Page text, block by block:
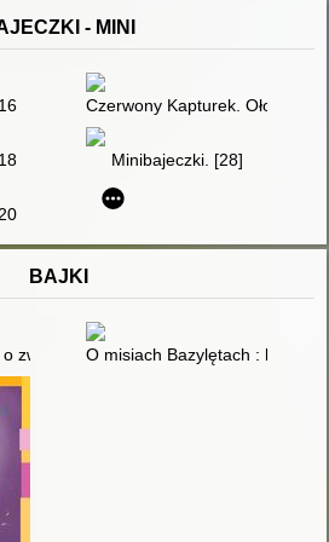
- MINI
Czerwony Kapturek. Ołowiany
Minibajeczki. [28]
BAJKI
zwierzętach. T. 2O misiach Bazylętach :